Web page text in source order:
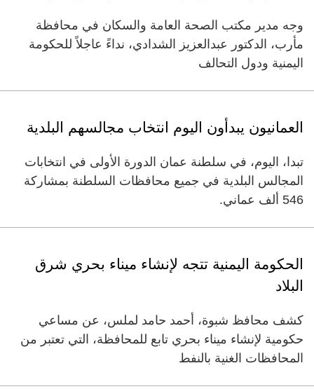
وجه مدير مكتب الصحة العامة والسكان في محافظة
مأرب، الدكتور عبدالعزيز الشدادي، نداءً عاجلاً للحكومة
اليمنية ودول التحالف
العمانيون يبدأون اليوم انتخاب مجالسهم البلدية
تبدا، اليوم، في سلطنة عمان الدورة الأولى في انتخابات
المجالس البلدية في جميع محافظات السلطنة بمشاركة
‬546 ألف عماني.
الحكومة اليمنية تتجه لإنشاء ميناء بحري شرق
البلاد
كشف محافظ شبوة، أحمد حامد لملس، عن مساعي
حكومية لإنشاء ميناء بحري تابع للمحافظة، التي تعتبر من
المحافظات الغنية بالنفط